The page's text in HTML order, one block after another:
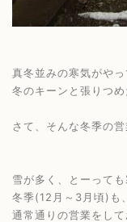
真冬並みの寒気がや
冬のキーンと張りつめ
さて、そんな冬季の
雪が多く、とーっても
冬季(12月～3月頃)も
通常通りの営業をして